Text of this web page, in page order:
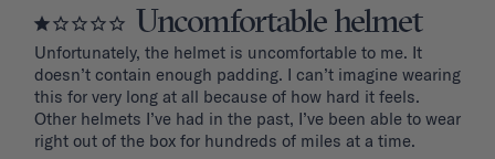
Uncomfortable helmet
Unfortunately, the helmet is uncomfortable to me. It
doesn’t contain enough padding. I can’t imagine wearing
this for very long at all because of how hard it feels.
Other helmets I’ve had in the past, I’ve been able to wear
right out of the box for hundreds of miles at a time.